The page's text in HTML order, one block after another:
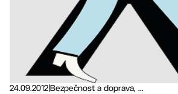
24.09.2012|Bezpečnost a doprava, ...